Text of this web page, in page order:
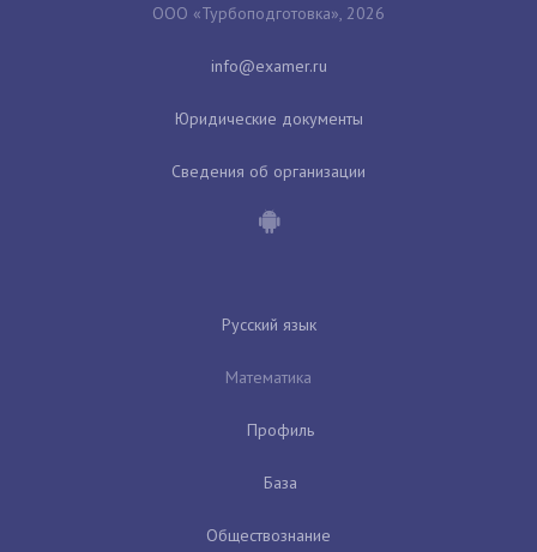
ООО «Турбоподготовка», 2026
Юридические документы
Сведения об организации
Русский язык
Математика
Профиль
База
Обществознание